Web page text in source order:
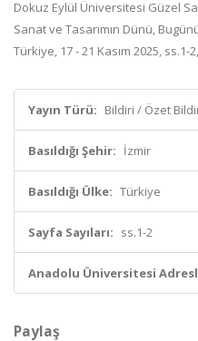
Dokuz Eylül Üniversitesi Güzel
Sanat ve Tasarımın Dünü,
Türkiye, 17 - 21 Kasım 2025, ss.1-
Yayın Türü: Bildiri / Özet
Basıldığı Şehir: İzmir
Basıldığı Ülke: Türkiye
Sayfa Sayıları: ss.1-2
Anadolu Üniversitesi
Paylaş